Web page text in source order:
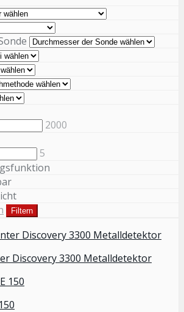
2000
5
Filtern
Discovery 3300 Metalldetektor